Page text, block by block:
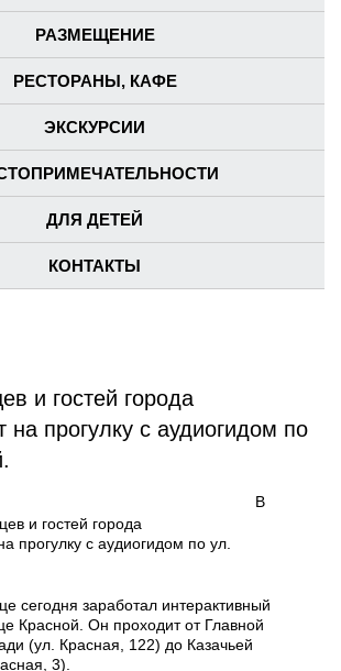
РАЗМЕЩЕНИЕ
РЕСТОРАНЫ, КАФЕ
ЭКСКУРСИИ
ДЛЯ ДЕТЕЙ
КОНТАКТЫ
и гостей города
на прогулку с аудиогидом по
В
сегодня заработал интерактивный
Красной. Он проходит от Главной
(ул. Красная, 122) до Казачьей
3).